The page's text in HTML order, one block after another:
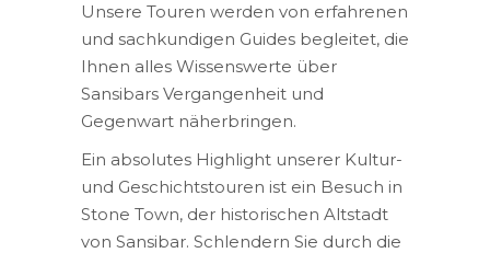
Unsere Touren werden von erfahrenen
und sachkundigen Guides begleitet, die
Ihnen alles Wissenswerte über
Sansibars Vergangenheit und
Gegenwart näherbringen.
Ein absolutes Highlight unserer Kultur-
und Geschichtstouren ist ein Besuch in
Stone Town, der historischen Altstadt
von Sansibar. Schlendern Sie durch die